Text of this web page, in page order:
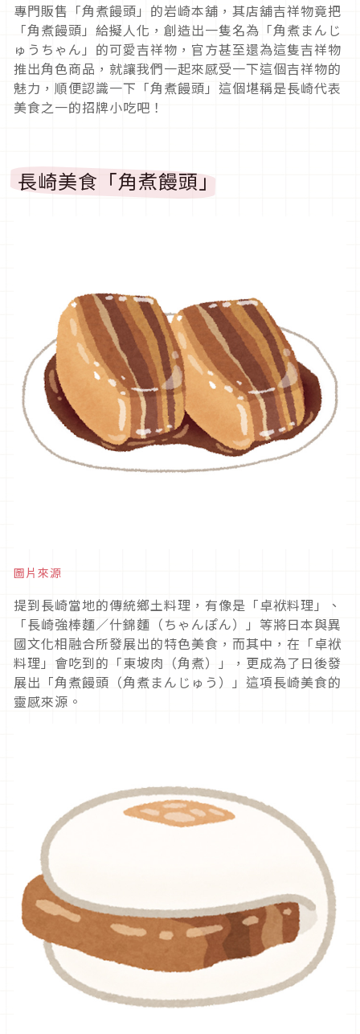
專門販售「角煮饅頭」的岩崎本舖，其店舖吉祥物竟把
「角煮饅頭」給擬人化，創造出一隻名為「角煮まんじ
ゅうちゃん」的可愛吉祥物，官方甚至還為這隻吉祥物
推出角色商品，就讓我們一起來感受一下這個吉祥物的
魅力，順便認識一下「角煮饅頭」這個堪稱是長崎代表
美食之一的招牌小吃吧！
長崎美食「角煮饅頭」
圖片來源
提到長崎當地的傳統鄉土料理，有像是「卓袱料理」、
「長崎強棒麵／什錦麵（ちゃんぽん）」等將日本與異
國文化相融合所發展出的特色美食，而其中，在「卓袱
料理」會吃到的「東坡肉（角煮）」，更成為了日後發
展出「角煮饅頭（角煮まんじゅう）」這項長崎美食的
靈感來源。